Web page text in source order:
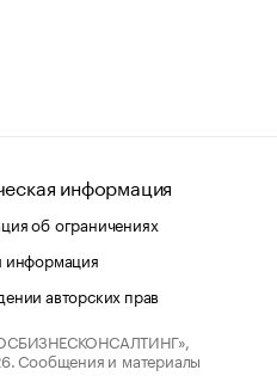
информация
об ограничениях
информация
авторских прав
Сообщения и материалы